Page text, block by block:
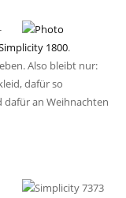
1800.
Also bleibt nur:
dafür so
dafür an Weihnachten